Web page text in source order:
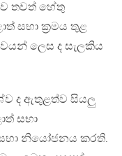
තවත් හේතු
සභා ක්‍රමය තුළ
ලෙස ද සැලකිය
ද ඇතුළත්ව සියලු
සභා
නියෝජනය කරති.